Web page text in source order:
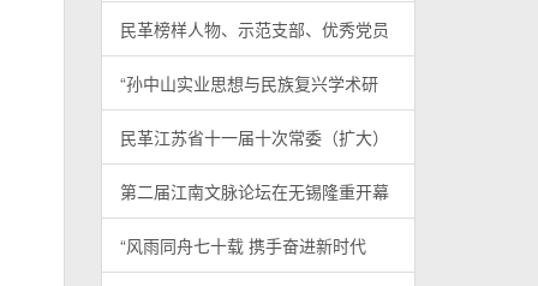
民革榜样人物、示范支部、优秀党员
“孙中山实业思想与民族复兴学术研
民革江苏省十一届十次常委（扩大）
第二届江南文脉论坛在无锡隆重开幕
“风雨同舟七十载 携手奋进新时代